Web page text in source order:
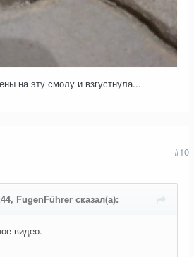
на эту смолу и взгустнула...
#10
FugenFührer сказал(а):
видео.